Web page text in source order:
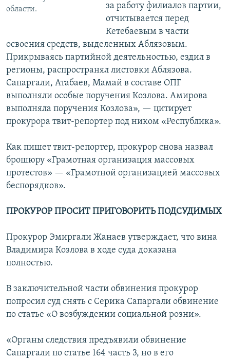
области.
за работу филиалов партии,
отчитывается перед
Кетебаевым в части
освоения средств, выделенных Аблязовым.
Прикрываясь партийной деятельностью, ездил в
регионы, распространял листовки Аблязова.
Сапаргали, Атабаев, Мамай в составе ОПГ
выполняли особые поручения Козлова. Амирова
выполняла поручения Козлова», — цитирует
прокурора твит-репортер под ником «Республика».
Как пишет твит-репортер, прокурор снова назвал
брошюру «Грамотная организация массовых
протестов» — «Грамотной организацией массовых
беспорядков».
ПРОКУРОР ПРОСИТ ПРИГОВОРИТЬ ПОДСУДИМЫХ
Прокурор Эмиргали Жанаев утверждает, что вина
Владимира Козлова в ходе суда доказана
полностью.
В заключительной части обвинения прокурор
попросил суд снять с Серика Сапаргали обвинение
по статье «О возбуждении социальной розни».
«Органы следствия предъявили обвинение
Сапаргали по статье 164 часть 3, но в его